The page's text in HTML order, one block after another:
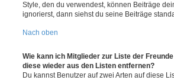
Style, den du verwendest, können Beiträge
ignorierst, dann siehst du seine Beiträge
Nach oben
Wie kann ich Mitglieder zur Liste der
diese wieder aus den Listen entfernen?
Du kannst Benutzer auf zwei Arten auf diese